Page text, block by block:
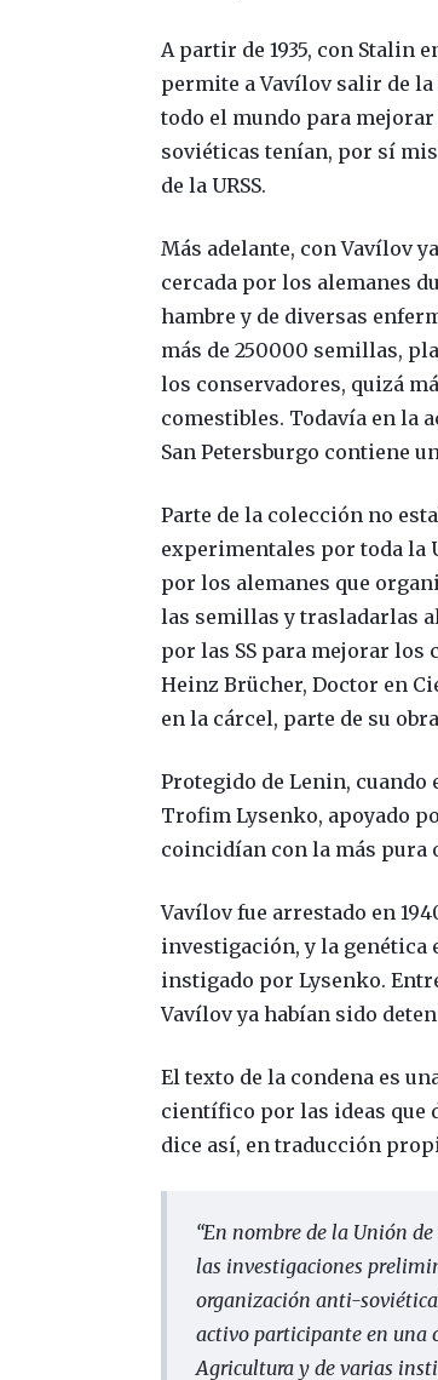
A partir de 1935, con Stalin
permite a Vavílov salir de la
todo el mundo para
soviéticas tenían, por sí
de la URSS.
Más adelante, con Vavílov
cercada por los alemanes
hambre y de diversas
más de 250000 semillas,
los conservadores, quizá
comestibles. Todavía en la
San Petersburgo contiene
Parte de la colección no
experimentales por toda la
por los alemanes que
las semillas y trasladarlas
por las SS para mejorar los
Heinz Brücher, Doctor en
en la cárcel, parte de su
Protegido de Lenin, cuando
Trofim Lysenko, apoyado
coincidían con la más
Vavílov fue arrestado en
investigación, y la genética
instigado por Lysenko.
Vavílov ya habían sido
El texto de la condena es
científico por las ideas que
dice así, en traducción
“En nombre de la Unión
las investigaciones
organización anti-soviética
activo participante en una
Agricultura y de varias